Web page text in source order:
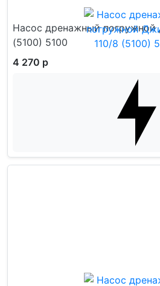
Насос дренажный погружной
(5100) 5100
4 270 р